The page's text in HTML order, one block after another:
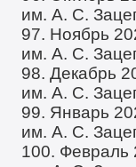
им. А. С.
97. Ноябрь
им. А. С.
98. Декабрь
им. А. С.
99. Январь
им. А. С.
100.